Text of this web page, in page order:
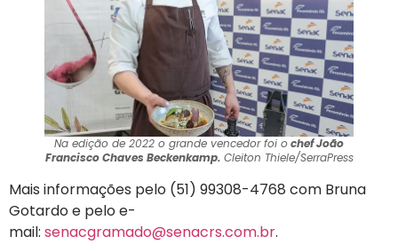
Na edição de 2022 o grande vencedor foi ochef João
Francisco Chaves Beckenkamp.Cleiton Thiele/SerraPress
Mais informações pelo (51) 99308-4768 com Bruna
Gotardo e pelo e-
mail: senacgramado@senacrs.com.br.